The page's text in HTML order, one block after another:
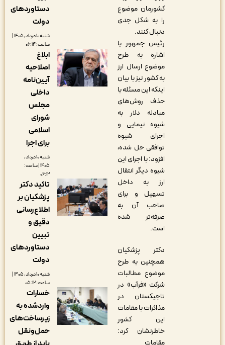
کشورمان موضوع
را به شکل جدی
دنبال کنند.
رئیس جمهور با
اشاره به طرح
موضوع ارسال ارز
به کشور نیز با بیان
اینکه این مسئله با
حذف روش‌های
مبادله دلار به
شیوه نیمایی و
اجرای شیوه
توافقی حل شده،
افزود: با اجرای این
شیوه دیگر انتقال
ارز به داخل
تسهیل و برای
صاحب آن به
صرفه‌تر شده
دکتر پزشکیان
همچنین به طرح
موضوع مطالبات
شرکت «فرآب» در
تاجیکستان در
مذاکرات با مقامات
این کشور
خاطرنشان کرد:
دستاوردهای
شنبه ۱۰ مرداد, ۱۴۰۵ |
ابلاغ
اصلاحیه
آیین‌نامه
برای اجرا
شنبه ۱۰ مرداد,
۱۴۰۵ | ساعت:
تاکید دکتر
پزشکیان بر
اطلاع‌رسانی
دستاوردهای
شنبه ۱۰ مرداد, ۱۴۰۵ |
خسارات
واردشده به
زیرساخت‌های
حمل‌ونقل